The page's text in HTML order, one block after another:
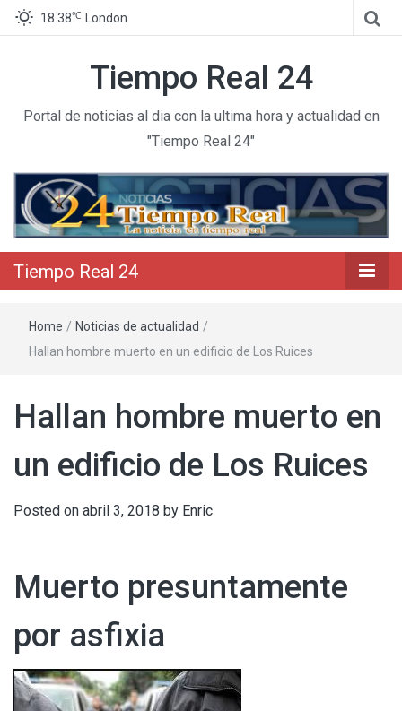
18.38℃ London
Tiempo Real 24
Portal de noticias al dia con la ultima hora y actualidad en
"Tiempo Real 24"
Tiempo Real 24
Home / Noticias de actualidad /
Hallan hombre muerto en un edificio de Los Ruices
Hallan hombre muerto en
un edificio de Los Ruices
Posted on abril 3, 2018 by Enric
Muerto presuntamente
por asfixia